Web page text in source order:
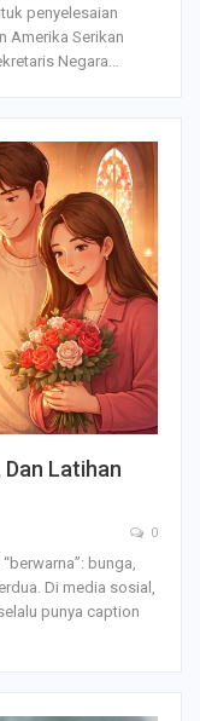
penyelesaian
Amerika Serikan
Negara…
Latihan
0
bunga,
Di media sosial,
punya caption